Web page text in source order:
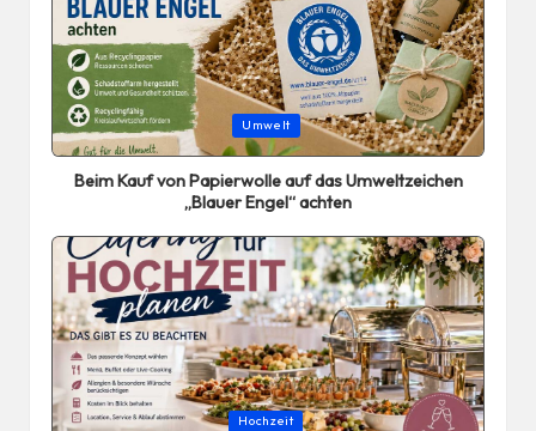
Posted
in
Umwelt
Beim Kauf von Papierwolle auf das Umweltzeichen
„Blauer Engel“ achten
Posted
Hochzeit